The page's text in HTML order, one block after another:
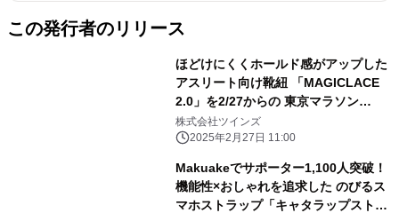
この発行者のリリース
ほどけにくくホールド感がアップした
アスリート向け靴紐 「MAGICLACE
2.0」を2/27からの 東京マラソン
EXPOに出品します。
株式会社ツインズ
2025年2月27日 11:00
Makuakeでサポーター1,100人突破！
機能性×おしゃれを追求した のびるス
マホストラップ「キャタラップストレ